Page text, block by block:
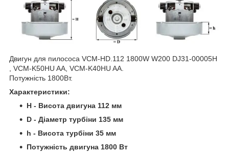
Двигун для пилососа VCM-HD.112 1800W W200 DJ31-00005H
, VCM-K50HU AA, VCM-K40HU AA.
Потужність 1800Вт.
Характеристики:
H - Висота двигуна 112 мм
D - Діаметр турбіни 135 мм
h - Висота турбіни 35 мм
Потужність двигуна 1800 Вт